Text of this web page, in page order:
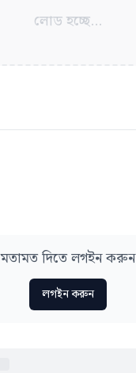
লোড হচ্ছে...
মতামত দিতে লগইন করুন
লগইন করুন